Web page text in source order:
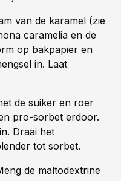
van de karamel (zie
caramelia en de
op bakpapier en
in. Laat
de suiker en roer
pro-sorbet erdoor.
Draai het
tot sorbet.
de maltodextrine